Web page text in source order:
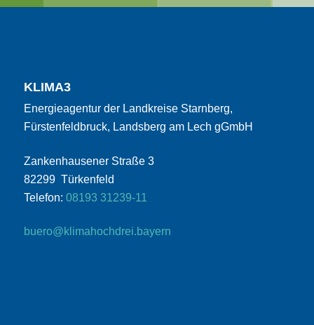
KLIMA3
Energieagentur der Landkreise Starnberg,
Fürstenfeldbruck, Landsberg am Lech gGmbH
Zankenhausener Straße 3
82299 Türkenfeld
Telefon: 08193 31239-11
buero@klimahochdrei.bayern